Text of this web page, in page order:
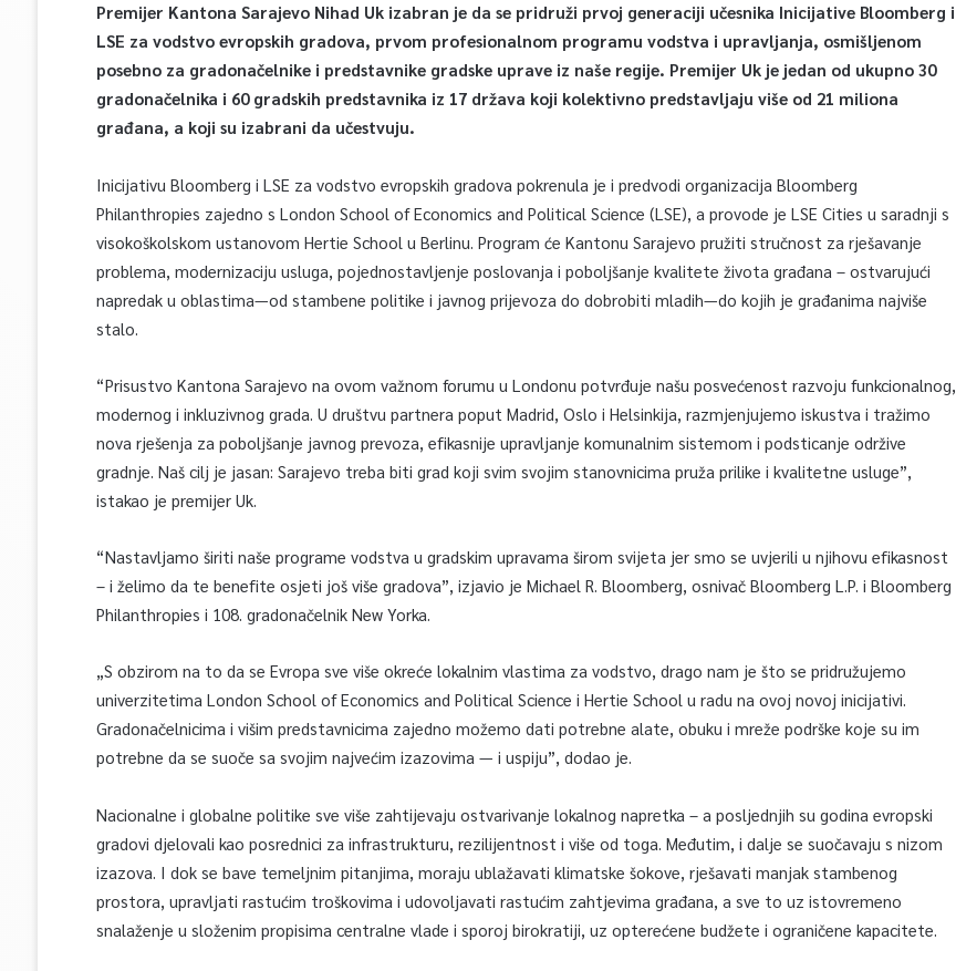
Premijer Kantona Sarajevo Nihad Uk izabran je da se pridruži prvoj generaciji učesnika Inicijative Bloomberg i
LSE za vodstvo evropskih gradova, prvom profesionalnom programu vodstva i upravljanja, osmišljenom
posebno za gradonačelnike i predstavnike gradske uprave iz naše regije. Premijer Uk je jedan od ukupno 30
gradonačelnika i 60 gradskih predstavnika iz 17 država koji kolektivno predstavljaju više od 21 miliona
građana, a koji su izabrani da učestvuju.
Inicijativu Bloomberg i LSE za vodstvo evropskih gradova pokrenula je i predvodi organizacija Bloomberg
Philanthropies zajedno s London School of Economics and Political Science (LSE), a provode je LSE Cities u saradnji s
visokoškolskom ustanovom Hertie School u Berlinu. Program će Kantonu Sarajevo pružiti stručnost za rješavanje
problema, modernizaciju usluga, pojednostavljenje poslovanja i poboljšanje kvalitete života građana – ostvarujući
napredak u oblastima—od stambene politike i javnog prijevoza do dobrobiti mladih—do kojih je građanima najviše
stalo.
“Prisustvo Kantona Sarajevo na ovom važnom forumu u Londonu potvrđuje našu posvećenost razvoju funkcionalnog,
modernog i inkluzivnog grada. U društvu partnera poput Madrid, Oslo i Helsinkija, razmjenjujemo iskustva i tražimo
nova rješenja za poboljšanje javnog prevoza, efikasnije upravljanje komunalnim sistemom i podsticanje održive
gradnje. Naš cilj je jasan: Sarajevo treba biti grad koji svim svojim stanovnicima pruža prilike i kvalitetne usluge”,
istakao je premijer Uk.
“Nastavljamo širiti naše programe vodstva u gradskim upravama širom svijeta jer smo se uvjerili u njihovu efikasnost
– i želimo da te benefite osjeti još više gradova”, izjavio je Michael R. Bloomberg, osnivač Bloomberg L.P. i Bloomberg
Philanthropies i 108. gradonačelnik New Yorka.
„S obzirom na to da se Evropa sve više okreće lokalnim vlastima za vodstvo, drago nam je što se pridružujemo
univerzitetima London School of Economics and Political Science i Hertie School u radu na ovoj novoj inicijativi.
Gradonačelnicima i višim predstavnicima zajedno možemo dati potrebne alate, obuku i mreže podrške koje su im
potrebne da se suoče sa svojim najvećim izazovima — i uspiju”, dodao je.
Nacionalne i globalne politike sve više zahtijevaju ostvarivanje lokalnog napretka – a posljednjih su godina evropski
gradovi djelovali kao posrednici za infrastrukturu, rezilijentnost i više od toga. Međutim, i dalje se suočavaju s nizom
izazova. I dok se bave temeljnim pitanjima, moraju ublažavati klimatske šokove, rješavati manjak stambenog
prostora, upravljati rastućim troškovima i udovoljavati rastućim zahtjevima građana, a sve to uz istovremeno
snalaženje u složenim propisima centralne vlade i sporoj birokratiji, uz opterećene budžete i ograničene kapacitete.